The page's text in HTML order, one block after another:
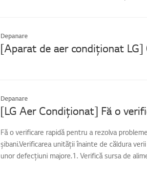
Depanare
Depanare
Fă o verificare rapidă pentru a rezolva
șibani.Verificarea unității înainte de căldura
unor defecțiuni majore.1. Verifică sursa de